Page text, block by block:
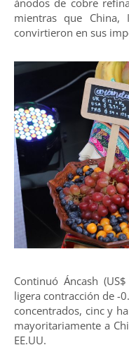
ánodos de cobre
mientras que China,
convirtieron en sus
Continuó Áncash
ligera contracción de -
concentrados, cinc y
mayoritariamente a
EE.UU.